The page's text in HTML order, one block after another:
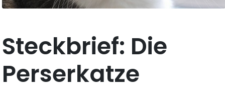
Steckbrief: Die
Perserkatze